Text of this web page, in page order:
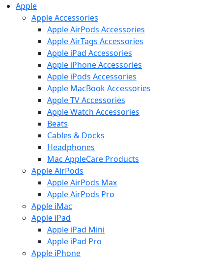
Apple
Apple Accessories
Apple AirPods Accessories
Apple AirTags Accessories
Apple iPad Accessories
Apple iPhone Accessories
Apple iPods Accessories
Apple MacBook Accessories
Apple TV Accessories
Apple Watch Accessories
Beats
Cables & Docks
Headphones
Mac AppleCare Products
Apple AirPods
Apple AirPods Max
Apple AirPods Pro
Apple iMac
Apple iPad
Apple iPad Mini
Apple iPad Pro
Apple iPhone